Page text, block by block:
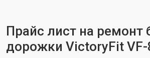
Прайс лист на ремонт
дорожки VictoryFit VF-